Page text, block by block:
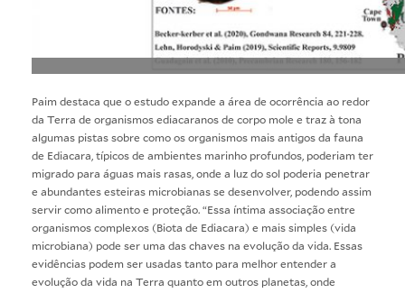
Paim destaca que o estudo expande a área de ocorrência ao redor
da Terra de organismos ediacaranos de corpo mole e traz à tona
algumas pistas sobre como os organismos mais antigos da fauna
de Ediacara, típicos de ambientes marinho profundos, poderiam ter
migrado para águas mais rasas, onde a luz do sol poderia penetrar
e abundantes esteiras microbianas se desenvolver, podendo assim
servir como alimento e proteção. “Essa íntima associação entre
organismos complexos (Biota de Ediacara) e mais simples (vida
microbiana) pode ser uma das chaves na evolução da vida. Essas
evidências podem ser usadas tanto para melhor entender a
evolução da vida na Terra quanto em outros planetas, onde